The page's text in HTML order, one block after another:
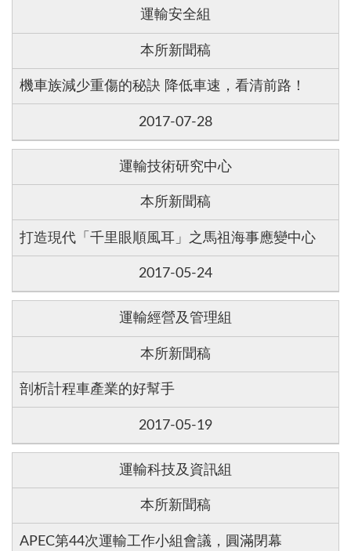
運輸安全組
本所新聞稿
機車族減少重傷的秘訣 降低車速，看清前路！
2017-07-28
運輸技術研究中心
本所新聞稿
打造現代「千里眼順風耳」之馬祖海事應變中心
2017-05-24
運輸經營及管理組
本所新聞稿
剖析計程車產業的好幫手
2017-05-19
運輸科技及資訊組
本所新聞稿
APEC第44次運輸工作小組會議，圓滿閉幕